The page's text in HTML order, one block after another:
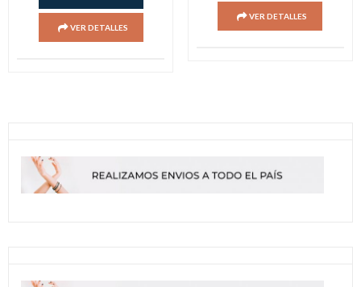
VER DETALLES
VER DETALLES